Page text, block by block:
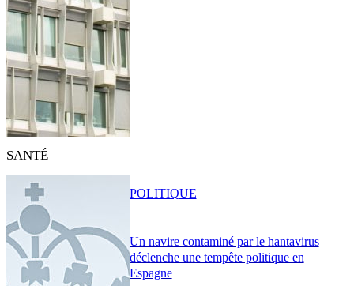
SANTÉ
Un navire contaminé par le hantavirus
déclenche une tempête politique en
Espagne
POLITIQUE